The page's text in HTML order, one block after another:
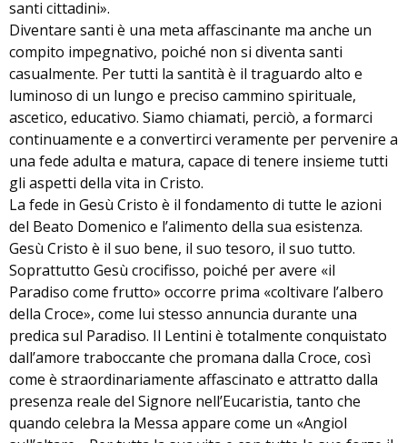
santi cittadini».
Diventare santi è una meta affascinante ma anche un
compito impegnativo, poiché non si diventa santi
casualmente. Per tutti la santità è il traguardo alto e
luminoso di un lungo e preciso cammino spirituale,
ascetico, educativo. Siamo chiamati, perciò, a formarci
continuamente e a convertirci veramente per pervenire a
una fede adulta e matura, capace di tenere insieme tutti
gli aspetti della vita in Cristo.
La fede in Gesù Cristo è il fondamento di tutte le azioni
del Beato Domenico e l’alimento della sua esistenza.
Gesù Cristo è il suo bene, il suo tesoro, il suo tutto.
Soprattutto Gesù crocifisso, poiché per avere «il
Paradiso come frutto» occorre prima «coltivare l’albero
della Croce», come lui stesso annuncia durante una
predica sul Paradiso. Il Lentini è totalmente conquistato
dall’amore traboccante che promana dalla Croce, così
come è straordinariamente affascinato e attratto dalla
presenza reale del Signore nell’Eucaristia, tanto che
quando celebra la Messa appare come un «Angiol